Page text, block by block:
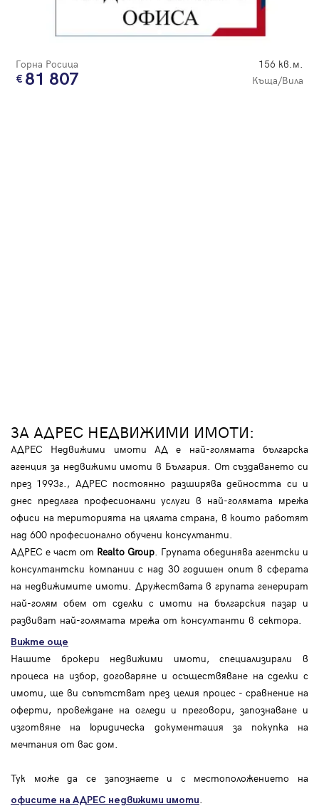
Горна Росица 156 кв.м.
81 807 Къща/Вила
ЗА АДРЕС НЕДВИЖИМИ ИМОТИ:
АДРЕС Недвижими имоти АД е най-голямата българска
агенция за недвижими имоти в България. От създаването си
през 1993г., АДРЕС постоянно разширява дейността си и
днес предлага професионални услуги в най-голямата мрежа
офиси на територията на цялата страна, в които работят
над 600 професионално обучени консултанти.
АДРЕС е част от Realto Group. Групата обединява агентски и
консултантски компании с над 30 годишен опит в сферата
на недвижимите имоти. Дружествата в групата генерират
най-голям обем от сделки с имоти на българския пазар и
развиват най-голямата мрежа от консултанти в сектора.
Вижте още
Нашите брокери недвижими имоти, специализирали в
процеса на избор, договаряне и осъществяване на сделки с
имоти, ще ви съпътстват през целия процес - сравнение на
оферти, провеждане на огледи и преговори, запознаване и
изготвяне на юридическа документация за покупка на
мечтания от вас дом.
Тук може да се запознаете и с местоположението на
офисите на АДРЕС недвижими имоти.